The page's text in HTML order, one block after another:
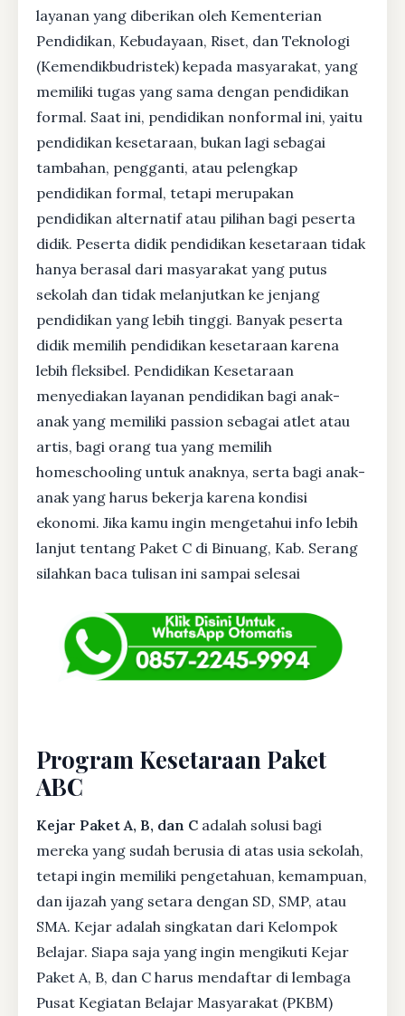
layanan yang diberikan oleh Kementerian
Pendidikan, Kebudayaan, Riset, dan Teknologi
(Kemendikbudristek) kepada masyarakat, yang
memiliki tugas yang sama dengan pendidikan
formal. Saat ini, pendidikan nonformal ini, yaitu
pendidikan kesetaraan, bukan lagi sebagai
tambahan, pengganti, atau pelengkap
pendidikan formal, tetapi merupakan
pendidikan alternatif atau pilihan bagi peserta
didik. Peserta didik pendidikan kesetaraan tidak
hanya berasal dari masyarakat yang putus
sekolah dan tidak melanjutkan ke jenjang
pendidikan yang lebih tinggi. Banyak peserta
didik memilih pendidikan kesetaraan karena
lebih fleksibel. Pendidikan Kesetaraan
menyediakan layanan pendidikan bagi anak-
anak yang memiliki passion sebagai atlet atau
artis, bagi orang tua yang memilih
homeschooling untuk anaknya, serta bagi anak-
anak yang harus bekerja karena kondisi
ekonomi. Jika kamu ingin mengetahui info lebih
lanjut tentang Paket C di Binuang, Kab. Serang
silahkan baca tulisan ini sampai selesai
Program Kesetaraan Paket
ABC
Kejar Paket A, B, dan C adalah solusi bagi
mereka yang sudah berusia di atas usia sekolah,
tetapi ingin memiliki pengetahuan, kemampuan,
dan ijazah yang setara dengan SD, SMP, atau
SMA. Kejar adalah singkatan dari Kelompok
Belajar. Siapa saja yang ingin mengikuti Kejar
Paket A, B, dan C harus mendaftar di lembaga
Pusat Kegiatan Belajar Masyarakat (PKBM)